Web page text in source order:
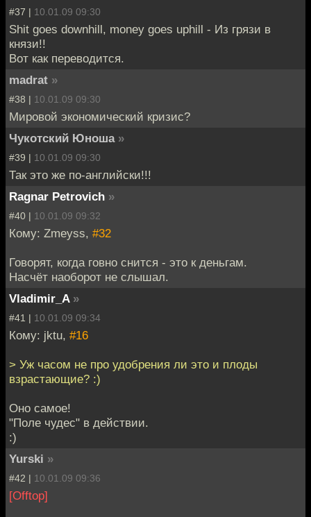
#37 | 10.01.09 09:30
Shit goes downhill, money goes uphill - Из грязи в
князи!!
Вот как переводится.
madrat »
#38 | 10.01.09 09:30
Мировой экономический кризис?
Чукотский Юноша »
#39 | 10.01.09 09:30
Так это же по-английски!!!
Ragnar Petrovich »
#40 | 10.01.09 09:32
Кому: Zmeyss, #32
Говорят, когда говно снится - это к деньгам.
Насчёт наоборот не слышал.
Vladimir_A »
#41 | 10.01.09 09:34
Кому: jktu, #16
> Уж часом не про удобрения ли это и плоды
взрастающие? :)
Оно самое!
"Поле чудес" в действии.
:)
Yurski »
#42 | 10.01.09 09:36
[Offtop]